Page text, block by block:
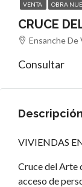
VENTA OBRA
CRUCE
Ensanche De
Consultar
Descripción
VIVIENDAS
Cruce del Arte
acceso de